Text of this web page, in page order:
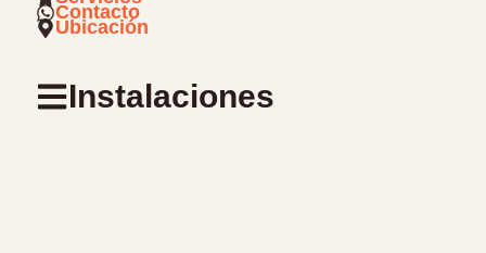
Contacto
Ubicación
Instalaciones